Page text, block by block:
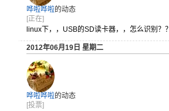
哗啦哗啦的动态
[正在]
linux 下，，USB的SD读卡器，，怎么识别？？
2012年06月19日 星期二
哗啦哗啦的动态
[投票]